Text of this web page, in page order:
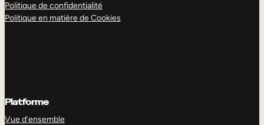
Politique de confidentialité
Politique en matière de Cookies
Platforme
Vue d’ensemble